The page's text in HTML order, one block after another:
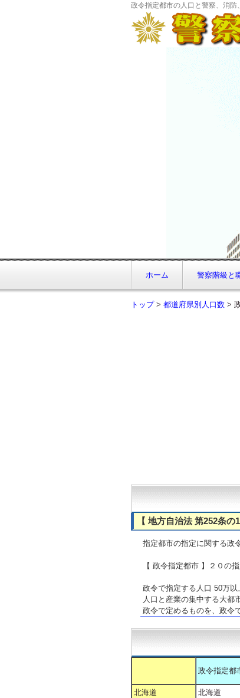
政令指定都市の人口と警察、消防
ホーム 警察階級と
トップ > 都道府県別人口数 >
【 地方自治法 第252条の
指定都市の指定に関する政
【 政令指定都市 】２０の
政令で指定する人口 50万以
人口と産業の集中する大都
政令で定めるものを、政令
政令指定都
北海道
北海道